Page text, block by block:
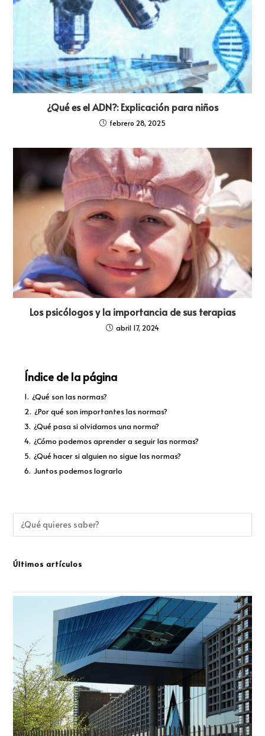
¿Qué es el ADN?: Explicación para niños
febrero 28, 2025
Los psicólogos y la importancia de sus terapias
abril 17, 2024
Índice de la página
1. ¿Qué son las normas?
2. ¿Por qué son importantes las normas?
3. ¿Qué pasa si olvidamos una norma?
4. ¿Cómo podemos aprender a seguir las normas?
5. ¿Qué hacer si alguien no sigue las normas?
6. Juntos podemos lograrlo
Últimos artículos